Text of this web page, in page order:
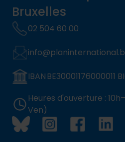
Bruxelles
02 504 60 00
IBAN BE30001176000011
Heures d'ouverture :
Ven)